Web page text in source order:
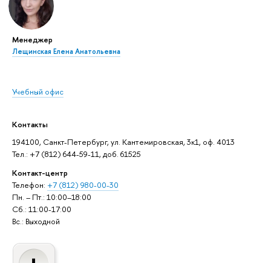
Менеджер
Лещинская Елена Анатольевна
Учебный офис
Контакты
194100, Санкт-Петербург, ул. Кантемировская, 3к1, оф. 4013
Тел.: +7 (812) 644-59-11, доб. 61525
Контакт-центр
Телефон: +7 (812) 980-00-30
Пн. – Пт.: 10:00–18:00
Сб.: 11:00-17:00
Вс.: Выходной